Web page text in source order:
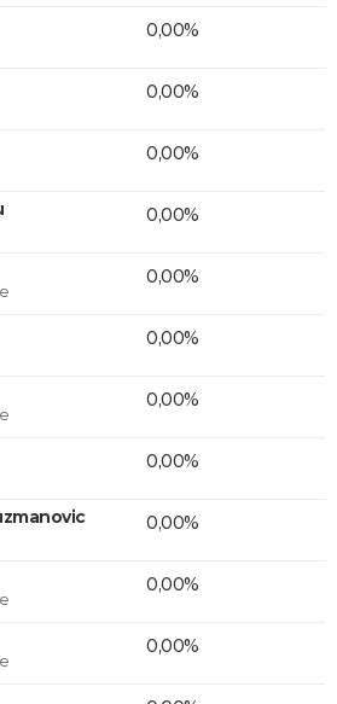
0,00%
0,00%
0,00%
0,00%
0,00%
0,00%
0,00%
0,00%
0,00%
0,00%
0,00%